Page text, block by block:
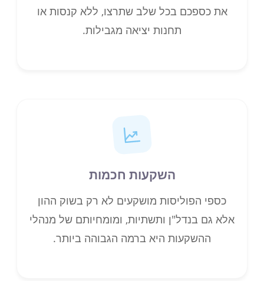
את כספכם בכל שלב שתרצו, ללא קנסות או
תחנות יציאה מגבילות.
השקעות חכמות
כספי הפוליסות מושקעים לא רק בשוק ההון
אלא גם בנדל"ן ותשתיות, ומומחיותם של מנהלי
ההשקעות היא ברמה הגבוהה ביותר.